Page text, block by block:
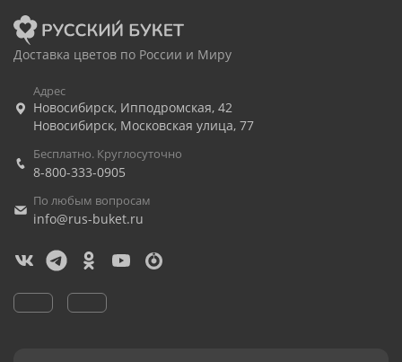
Доставка цветов по России и Миру
Адрес
Новосибирск, Ипподромская, 42
Новосибирск, Московская улица, 77
Бесплатно. Круглосуточно
8-800-333-0905
По любым вопросам
info@rus-buket.ru